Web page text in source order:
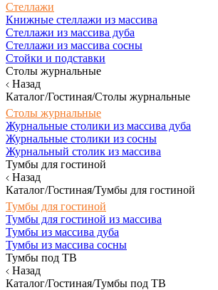
Стеллажи
Книжные стеллажи из массива
Стеллажи из массива дуба
Стеллажи из массива сосны
Стойки и подставки
Столы журнальные
Назад
Каталог/Гостиная/Столы журнальные
Столы журнальные
Журнальные столики из массива дуба
Журнальные столики из сосны
Журнальный столик из массива
Тумбы для гостиной
Назад
Каталог/Гостиная/Тумбы для гостиной
Тумбы для гостиной
Тумбы для гостиной из массива
Тумбы из массива дуба
Тумбы из массива сосны
Тумбы под ТВ
Назад
Каталог/Гостиная/Тумбы под ТВ